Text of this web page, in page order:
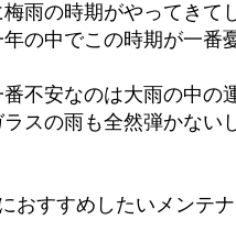
雨の時期がやってきて
年の中でこの時期が一番
番不安なのは大雨の中の
スの雨も全然弾かない
おすすめしたいメンテ